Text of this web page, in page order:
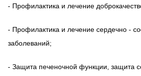
- Профилактика и лечение
- Профилактика и лечение сердечно -
заболеваний;
- Защита печеночной функции, защита